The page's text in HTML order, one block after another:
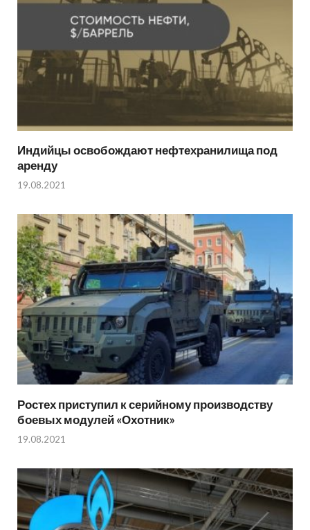
Индийцы освобождают нефтехранилища под
аренду
19.08.2021
Ростех приступил к серийному производству
боевых модулей «Охотник»
19.08.2021